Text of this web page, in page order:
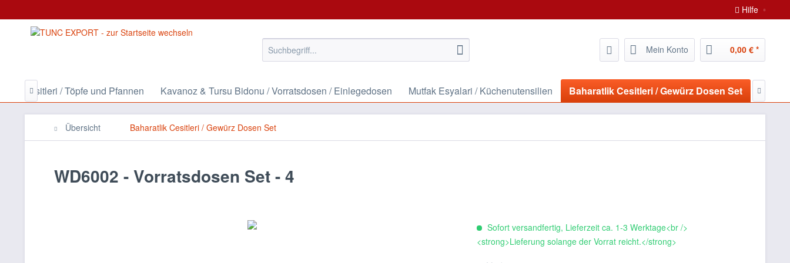
Hilfe
Mein Konto 0,00 € *
Cesitleri / Töpfe und Pfannen Kavanoz & Tursu Bidonu / Vorratsdosen / Einlegedosen Mutfak Esyalari / Küchenutensilien Baharatlik Cesitleri / Gewürz Dosen Set Folie-
 
Übersicht Baharatlik Cesitleri / Gewürz Dosen Set
WD6002 - Vorratsdosen Set - 4
Sofort versandfertig, Lieferzeit ca. 1-3 Werktage<br />
<strong>Lieferung solange der Vorrat reicht.</strong>